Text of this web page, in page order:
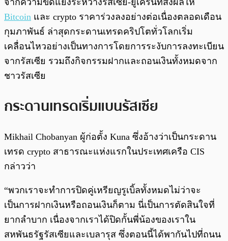
จากความขัดแย้งระหว่างรัสเซีย-ยูเครนที่ส่งผลให้
Bitcoin และ crypto ราคาร่วงลงอย่างต่อเนื่องตลอดเดือน
กุมภาพันธ์ ล่าสุดกระดานเทรดคริปโตทั่วโลกเริ่ม
เคลื่อนไหวอย่างเป็นทางการโดยการระงับการลงทะเบียน
จากรัสเซีย รวมถึงกิจกรรมฝากและถอนเงินทั้งหมดจาก
ชาวรัสเซีย
กระดานเทรดเริ่มแบนรัสเซีย
Mikhail Chobanyan ผู้ก่อตั้ง Kuna ซึ่งอ้างว่าเป็นกระดาน
เทรด crypto สาธารณะแห่งแรกในประเทศเครือ CIS
กล่าวว่า
“พวกเราจะทำการปิดคู่เหรียญรูเบิ้ลทั้งหมดไม่ว่าจะ
เป็นการฝากเงินหรือถอนเงินก็ตาม นี่เป็นการตัดสินใจที่
ยากลำบาก เนื่องจากเราได้ปิดกั้นพี่น้องของเราใน
สหพันธรัฐรัสเซียและเบลารุส ซึ่งตอนนี้ได้พากันไปที่ถนน